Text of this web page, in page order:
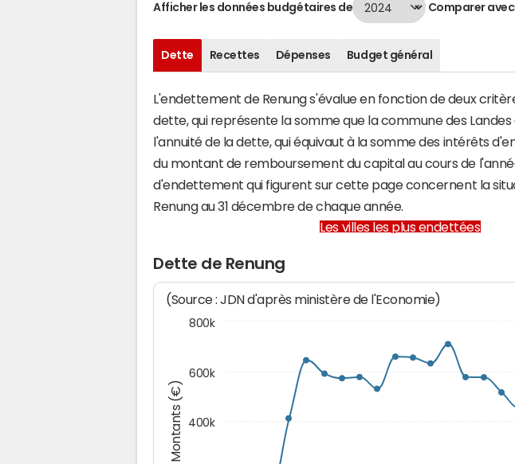
Afficher les données budgétaires de Comparer avec
Dette Recettes Dépenses Budget général
L'endettement de Renung s'évalue en fonction de deux
dette, qui représente la somme que la commune des Landes
l'annuité de la dette, qui équivaut à la somme des intérêts
du montant de remboursement du capital au cours de
d'endettement qui figurent sur cette page concernent la
Renung au 31 décembre de chaque année.
Les villes les plus endettées
Dette de Renung
Montants (€)
(Source : JDN d'après ministère de l'Economie)
400k
600k
800k